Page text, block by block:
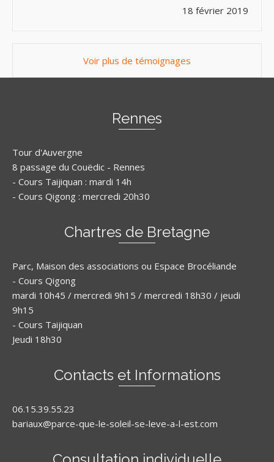
18 février 2019
Voir plus de témoignages
Rennes
Tour d'Auvergne
8 passage du Couëdic - Rennes
- Cours Taijiquan : mardi 14h
- Cours Qigong : mercredi 20h30
Chartres de Bretagne
Parc, Maison des associations ou Espace Brocéliande
- Cours Qigong
mardi 10h45 / mercredi 9h15 / mercredi 18h30 / jeudi
9h15
- Cours Taijiquan
Jeudi 18h30
Contacts et Informations
06.15.39.55.23
bariaux@parce-que-le-soleil-se-leve-a-l-est.com